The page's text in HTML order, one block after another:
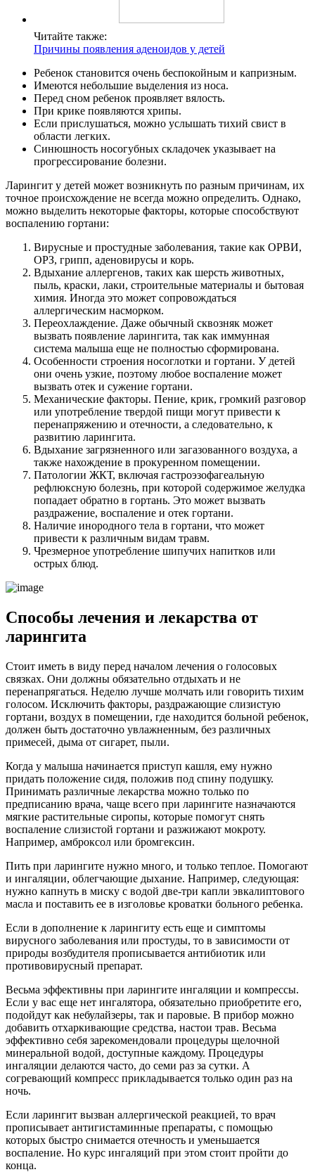
Читайте также:
Причины появления аденоидов у детей
Ребенок становится очень беспокойным и капризным.
Имеются небольшие выделения из носа.
Перед сном ребенок проявляет вялость.
При крике появляются хрипы.
Если прислушаться, можно услышать тихий свист в
области легких.
Синюшность носогубных складочек указывает на
прогрессирование болезни.
Ларингит у детей может возникнуть по разным причинам, их
точное происхождение не всегда можно определить. Однако,
можно выделить некоторые факторы, которые способствуют
воспалению гортани:
Вирусные и простудные заболевания, такие как ОРВИ,
ОРЗ, грипп, аденовирусы и корь.
Вдыхание аллергенов, таких как шерсть животных,
пыль, краски, лаки, строительные материалы и бытовая
химия. Иногда это может сопровождаться
аллергическим насморком.
Переохлаждение. Даже обычный сквозняк может
вызвать появление ларингита, так как иммунная
система малыша еще не полностью сформирована.
Особенности строения носоглотки и гортани. У детей
они очень узкие, поэтому любое воспаление может
вызвать отек и сужение гортани.
Механические факторы. Пение, крик, громкий разговор
или употребление твердой пищи могут привести к
перенапряжению и отечности, а следовательно, к
развитию ларингита.
Вдыхание загрязненного или загазованного воздуха, а
также нахождение в прокуренном помещении.
Патологии ЖКТ, включая гастроэзофагеальную
рефлюксную болезнь, при которой содержимое желудка
попадает обратно в гортань. Это может вызвать
раздражение, воспаление и отек гортани.
Наличие инородного тела в гортани, что может
привести к различным видам травм.
Чрезмерное употребление шипучих напитков или
острых блюд.
Способы лечения и лекарства от
ларингита
Стоит иметь в виду перед началом лечения о голосовых
связках. Они должны обязательно отдыхать и не
перенапрягаться. Неделю лучше молчать или говорить тихим
голосом. Исключить факторы, раздражающие слизистую
гортани, воздух в помещении, где находится больной ребенок,
должен быть достаточно увлажненным, без различных
примесей, дыма от сигарет, пыли.
Когда у малыша начинается приступ кашля, ему нужно
придать положение сидя, положив под спину подушку.
Принимать различные лекарства можно только по
предписанию врача, чаще всего при ларингите назначаются
мягкие растительные сиропы, которые помогут снять
воспаление слизистой гортани и разжижают мокроту.
Например, амброксол или бромгексин.
Пить при ларингите нужно много, и только теплое. Помогают
и ингаляции, облегчающие дыхание. Например, следующая:
нужно капнуть в миску с водой две-три капли эвкалиптового
масла и поставить ее в изголовье кроватки больного ребенка.
Если в дополнение к ларингиту есть еще и симптомы
вирусного заболевания или простуды, то в зависимости от
природы возбудителя прописывается антибиотик или
противовирусный препарат.
Весьма эффективны при ларингите ингаляции и компрессы.
Если у вас еще нет ингалятора, обязательно приобретите его,
подойдут как небулайзеры, так и паровые. В прибор можно
добавить отхаркивающие средства, настои трав. Весьма
эффективно себя зарекомендовали процедуры щелочной
минеральной водой, доступные каждому. Процедуры
ингаляции делаются часто, до семи раз за сутки. А
согревающий компресс прикладывается только один раз на
ночь.
Если ларингит вызван аллергической реакцией, то врач
прописывает антигистаминные препараты, с помощью
которых быстро снимается отечность и уменьшается
воспаление. Но курс ингаляций при этом стоит пройти до
конца.